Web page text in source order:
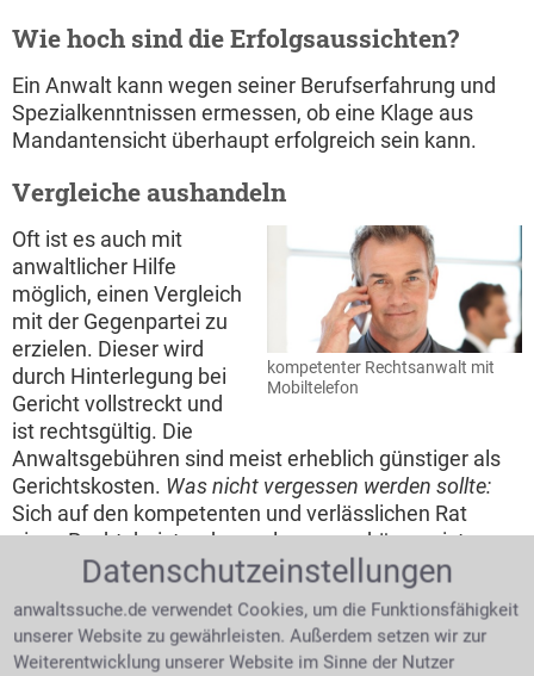
Wie hoch sind die Erfolgsaussichten?
Ein Anwalt kann wegen seiner Berufserfahrung und
Spezialkenntnissen ermessen, ob eine Klage aus
Mandantensicht überhaupt erfolgreich sein kann.
Vergleiche aushandeln
kompetenter Rechtsanwalt mit
Mobiltelefon
Oft ist es auch mit
anwaltlicher Hilfe
möglich, einen Vergleich
mit der Gegenpartei zu
erzielen. Dieser wird
durch Hinterlegung bei
Gericht vollstreckt und
ist rechtsgültig. Die
Anwaltsgebühren sind meist erheblich günstiger als
Gerichtskosten. Was nicht vergessen werden sollte:
Sich auf den kompetenten und verlässlichen Rat
eines Rechtsbeistandes verlassen zu können ist
erleichternd und beruhigend.Folgende Gründe
machen einen Anwalt unnötig:
Ein insolventer Gegner.
Datenschutzeinstellungen
anwaltssuche.de verwendet Cookies, um die Funktionsfähigkeit
unserer Website zu gewährleisten. Außerdem setzen wir zur
Weiterentwicklung unserer Website im Sinne der Nutzer